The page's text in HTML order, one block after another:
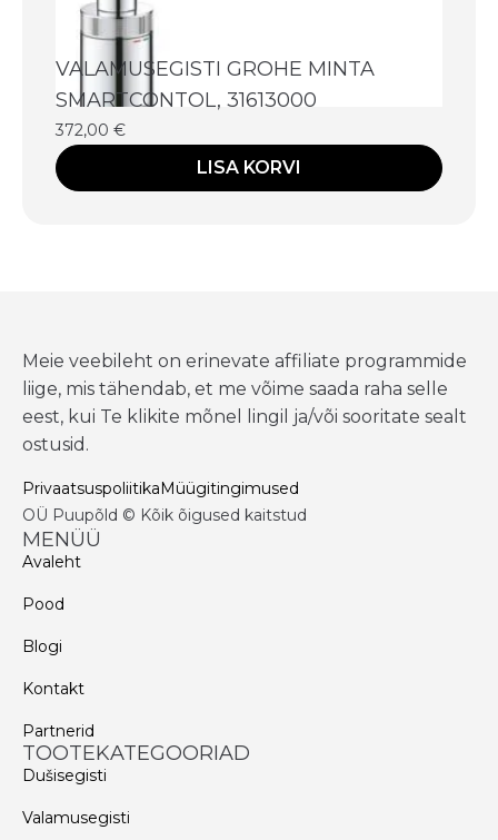
VALAMUSEGISTI GROHE MINTA
SMARTCONTOL, 31613000
372,00 €
LISA KORVI
Meie veebileht on erinevate affiliate programmide
liige, mis tähendab, et me võime saada raha selle
eest, kui Te klikite mõnel lingil ja/või sooritate sealt
ostusid.
PrivaatsuspoliitikaMüügitingimused
OÜ Puupõld © Kõik õigused kaitstud
MENÜÜ
Avaleht
Pood
Blogi
Kontakt
Partnerid
TOOTEKATEGOORIAD
Dušisegisti
Valamusegisti